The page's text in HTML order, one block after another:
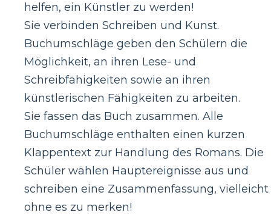
helfen, ein Künstler zu werden!
Sie verbinden Schreiben und Kunst.
Buchumschläge geben den Schülern die
Möglichkeit, an ihren Lese- und
Schreibfähigkeiten sowie an ihren
künstlerischen Fähigkeiten zu arbeiten.
Sie fassen das Buch zusammen. Alle
Buchumschläge enthalten einen kurzen
Klappentext zur Handlung des Romans. Die
Schüler wählen Hauptereignisse aus und
schreiben eine Zusammenfassung, vielleicht
ohne es zu merken!